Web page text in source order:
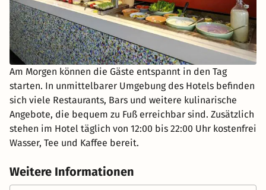
Am Morgen können die Gäste entspannt in den Tag
starten. In unmittelbarer Umgebung des Hotels befinden
sich viele Restaurants, Bars und weitere kulinarische
Angebote, die bequem zu Fuß erreichbar sind. Zusätzlich
stehen im Hotel täglich von 12:00 bis 22:00 Uhr kostenfrei
Wasser, Tee und Kaffee bereit.
Weitere Informationen